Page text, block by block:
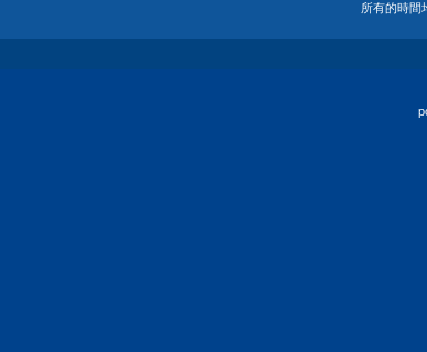
所有的時間